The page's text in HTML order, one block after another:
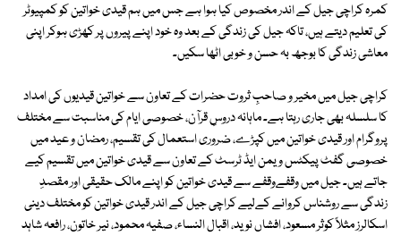
کمرہ کراچی جیل کے اندر مخصوص کیا ہوا ہے جس میں ہم قیدی خواتین کو کمپیوٹر
کی تعلیم دیتے ہیں، تاکہ جیل کی زندگی کے بعد وہ خود اپنے پیروں پر کھڑی ہوکر اپنی
معاشی زندگی کا بوجھ بہ حسن و خوبی اٹھا سکیں۔
کراچی جیل میں مخیر و صاحبِ ثروت حضرات کے تعاون سے خواتین قیدیوں کی امداد
کا سلسلہ بھی جاری رہتا ہے۔ ماہانہ دروسِ قرآن، خصوصی ایام کی مناسبت سے مختلف
پروگرام اور قیدی خواتین میں کپڑے، ضروری استعمال کی تقسیم، رمضان و عید میں
خصوصی گفٹ پیکٹس ویمن ایڈ ٹرسٹ کے تعاون سے قیدی خواتین میں تقسیم کیے
جاتے ہیں۔ جیل میں وقفےوقفے سے قیدی خواتین کو اپنے مالک حقیقی اور مقصدِ
زندگی سے روشناس کروانے کےلیے کراچی جیل کے اندر قیدی خواتین کو مختلف دینی
اسکالرز مثلاً کوثر مسعود، افشاں نوید، اقبال النساء، صفیہ محمود، نیر خاتون، رافعہ شاہد